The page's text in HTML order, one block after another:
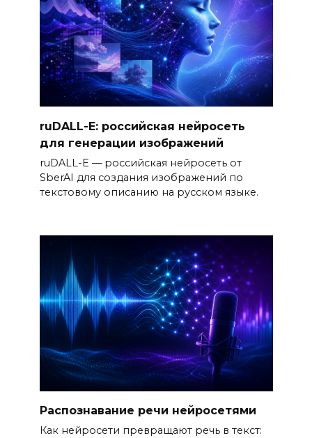
ruDALL-E: российская нейросеть
для генерации изображений
ruDALL-E — российская нейросеть от
SberAI для создания изображений по
текстовому описанию на русском языке.
Распознавание речи нейросетями
Как нейросети превращают речь в текст: